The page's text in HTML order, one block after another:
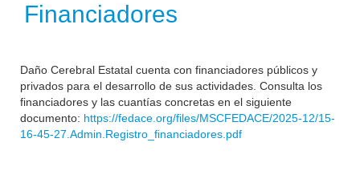
Financiadores
Daño Cerebral Estatal cuenta con financiadores públicos y
privados para el desarrollo de sus actividades. Consulta los
financiadores y las cuantías concretas en el siguiente
documento: https://fedace.org/files/MSCFEDACE/2025-12/15-
16-45-27.Admin.Registro_financiadores.pdf